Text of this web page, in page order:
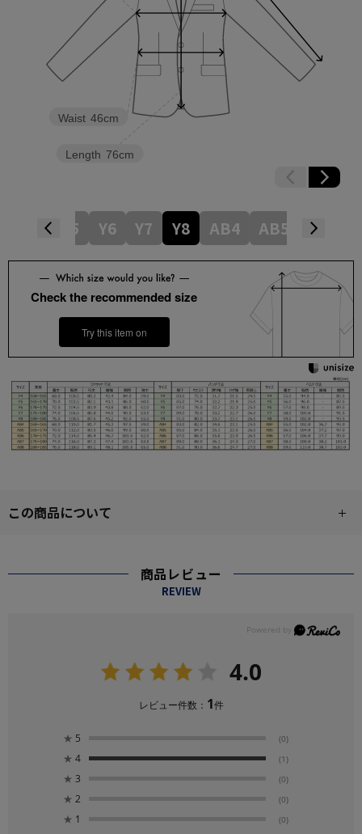
Length 76cm
Waist 46cm
Y5 Y6 Y7 Y8 AB4 AB5 AB6
Check the recommended size
Try this item on
この商品について
商品レビュー
REVIEW
4.0
レビュー件数： 1件
★ 5 (0)
★ 4 (1)
★ 3 (0)
★ 2 (0)
★ 1 (0)